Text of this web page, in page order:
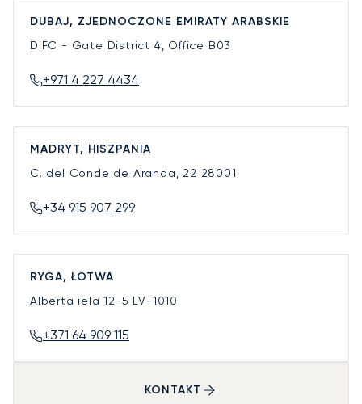
DUBAJ, ZJEDNOCZONE EMIRATY ARABSKIE
DIFC - Gate District 4, Office B03
+971 4 227 4434
MADRYT, HISZPANIA
C. del Conde de Aranda, 22 28001
+34 915 907 299
RYGA, ŁOTWA
Alberta iela 12-5 LV-1010
+371 64 909 115
KONTAKT